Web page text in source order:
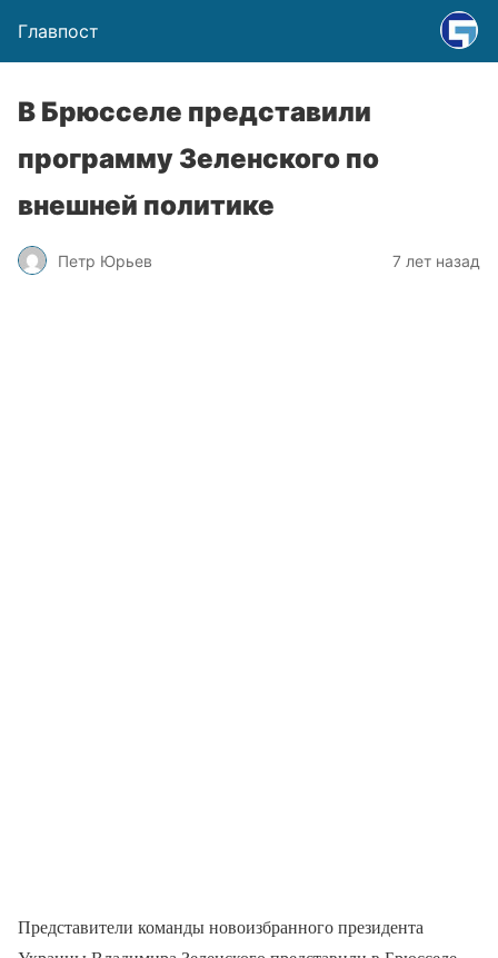
Главпост
В Брюсселе представили
программу Зеленского по
внешней политике
Петр Юрьев 7 лет назад
Представители команды новоизбранного президента